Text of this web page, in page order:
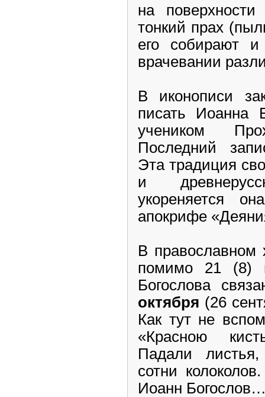
на поверхности
тонкий прах
его собирают
врачевании
В иконописи
писать Иоанна
учеником
Последний
Эта традиция
и
укореняется
апокрифе
В православном
помимо 21 (8)
Богослова
октября (26
Как тут не
«Красною
Падали
сотни
Иоанн